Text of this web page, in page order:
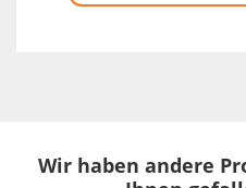
Wir haben andere